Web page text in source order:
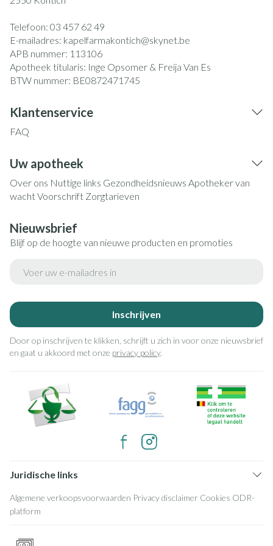
Telefoon: 03 457 62 49
E-mailadres: kapelfarmakontich@skynet.be
APB nummer: 113106
Apotheek titularis: Inge Opsomer & Freija Van Es
BTW nummer: BE0872471745
Klantenservice
FAQ
Uw apotheek
Over ons Nuttige links Gezondheidsnieuws Apotheker van
wachtVoorschrift Zorgtarieven
Nieuwsbrief
Blijf op de hoogte van nieuwe producten en promoties
Inschrijven
Door op inschrijven te klikken, schrijft u zich in voor onze nieuwsbrief
en gaat u akkoord met onze privacy policy.
Juridische links
Algemene verkoopsvoorwaarden Privacy disclaimer Cookies ODR-
platform